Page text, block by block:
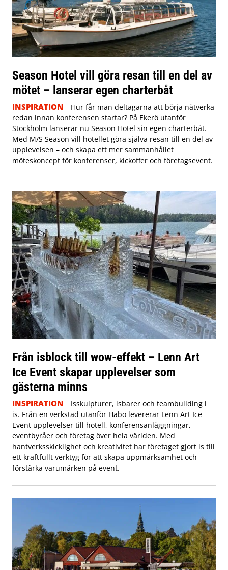
Season Hotel vill göra resan till en del av
mötet – lanserar egen charterbåt
INSPIRATION
Hur får man deltagarna att börja nätverka
redan innan konferensen startar? På Ekerö utanför
Stockholm lanserar nu Season Hotel sin egen charterbåt.
Med M/S Season vill hotellet göra själva resan till en del av
upplevelsen – och skapa ett mer sammanhållet
möteskoncept för konferenser, kickoffer och företagsevent.
Från isblock till wow-effekt – Lenn Art
Ice Event skapar upplevelser som
gästerna minns
INSPIRATION
Isskulpturer, isbarer och teambuilding i
is. Från en verkstad utanför Habo levererar Lenn Art Ice
Event upplevelser till hotell, konferensanläggningar,
eventbyråer och företag över hela världen. Med
hantverksskicklighet och kreativitet har företaget gjort is till
ett kraftfullt verktyg för att skapa uppmärksamhet och
förstärka varumärken på event.